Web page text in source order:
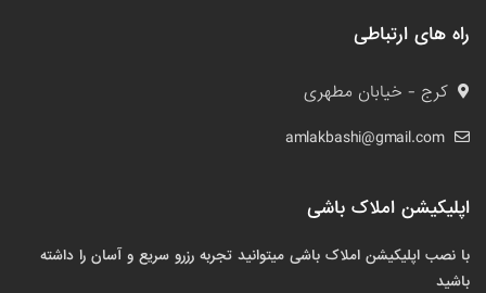
راه های ارتباطی
کرج - خیابان مطهری
amlakbashi@gmail.com
اپلیکیشن املاک باشی
با نصب اپلیکیشن املاک باشی میتوانید تجربه رزرو سریع و آسان را داشته
باشید